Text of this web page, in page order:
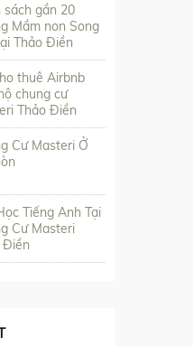
sách gần 20
Mầm non Song
Thảo Điền
thuê Airbnb
chung cư
Thảo Điền
Cư Masteri Ở
Tiếng Anh Tại
Cư Masteri
Điền